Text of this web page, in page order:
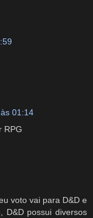
01:14
RPG
voto vai para D&D e
D&D possui diversos